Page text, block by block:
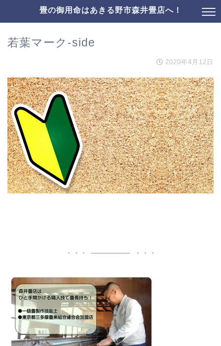
畳の御用命はあきる野市森井畳店へ！
若葉マーク-side
2020年4月12日